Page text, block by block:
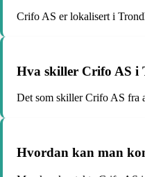
Crifo AS er lokalisert i
Hva skiller Crifo AS i
Det som skiller Crifo AS fra
Hvordan kan man